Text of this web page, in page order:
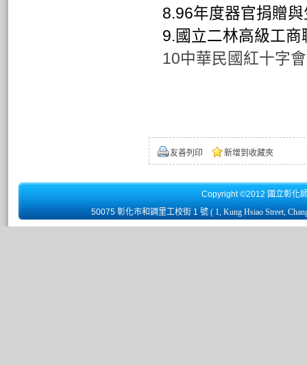
8.96年度器官捐贈
9.國立二林高級工
10中華民國紅十字
友善列印 新增到收藏夾
Copyright ©2012 國立彰化
50075 彰化市和調里工校街 1 號 ( 1, Kung Hsiao Street,